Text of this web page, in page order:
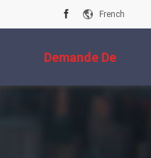
French
Demande De
Soumission